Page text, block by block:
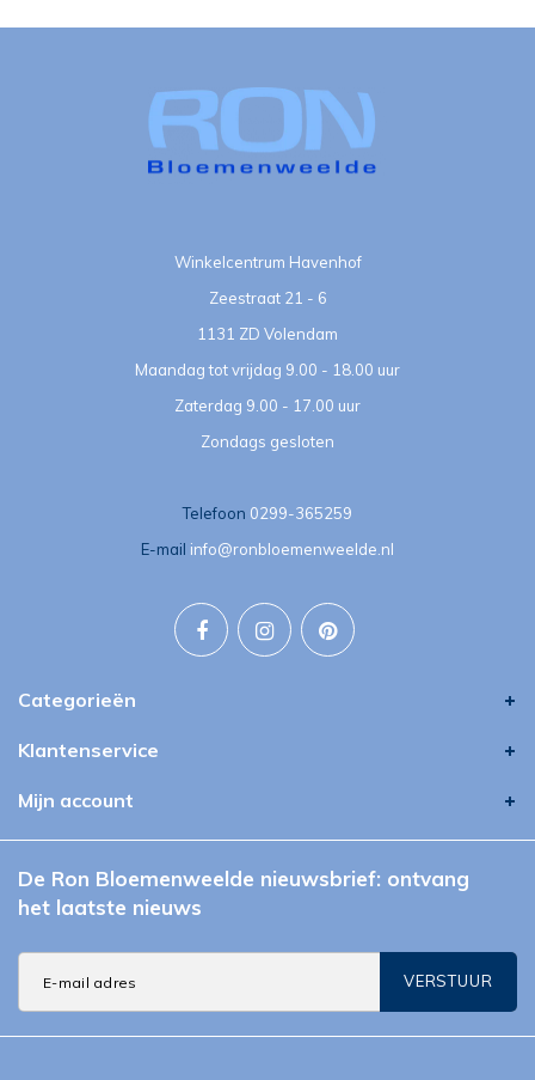
Winkelcentrum Havenhof
Zeestraat 21 - 6
1131 ZD Volendam
Maandag tot vrijdag 9.00 - 18.00 uur
Zaterdag 9.00 - 17.00 uur
Zondags gesloten
Telefoon 0299-365259
E-mail info@ronbloemenweelde.nl
Categorieën
Klantenservice
Mijn account
De Ron Bloemenweelde nieuwsbrief: ontvang
het laatste nieuws
VERSTUUR